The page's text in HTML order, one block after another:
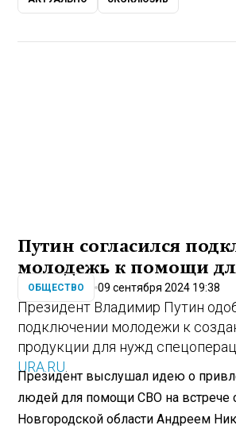
Путин согласился
молодежь к помощи
ОБЩЕСТВО 09 сентября 2024 19:38
Президент Владимир Путин
подключении молодежи к
продукции для нужд
URA.RU
Президент выслушал идею о
людей для помощи СВО на встрече
Новгородской области Андреем